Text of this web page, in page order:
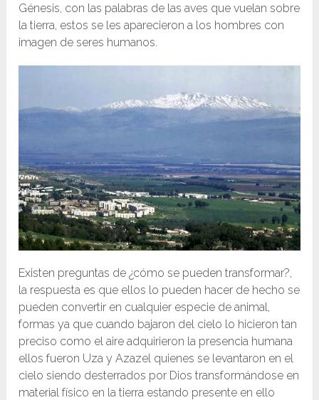
Génesis, con las palabras de las aves que vuelan sobre
la tierra, estos se les aparecieron a los hombres con
imagen de seres humanos.
Existen preguntas de ¿cómo se pueden transformar?,
la respuesta es que ellos lo pueden hacer de hecho se
pueden convertir en cualquier especie de animal,
formas ya que cuando bajaron del cielo lo hicieron tan
preciso como el aire adquirieron la presencia humana
ellos fueron Uza y Azazel quienes se levantaron en el
cielo siendo desterrados por Dios transformándose en
material físico en la tierra estando presente en ello